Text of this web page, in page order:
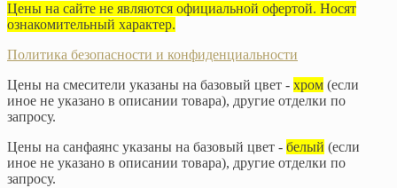
Цены на сайте не являются официальной офертой. Носят
ознакомительный характер.
Политика безопасности и конфиденциальности
Цены на смесители указаны на базовый цвет - хром (если
иное не указано в описании товара), другие отделки по
запросу.
Цены на санфаянс указаны на базовый цвет - белый (если
иное не указано в описании товара), другие отделки по
запросу.